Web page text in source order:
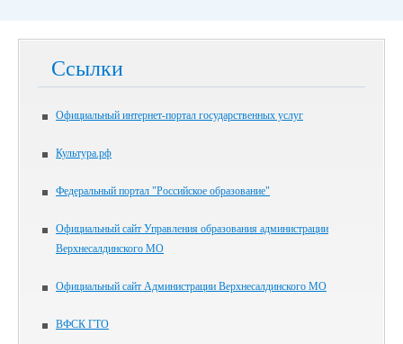
Ссылки
Официальный интернет-портал государственных услуг
Культура.рф
Федеральный портал "Российское образование"
Официальный сайт Управления образования администрации
Верхнесалдинского МО
Официальный сайт Администрации Верхнесалдинского МО
ВФСК ГТО